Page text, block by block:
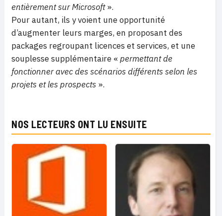
entièrement sur Microsoft».
Pour autant, ils y voient une opportunité
d’augmenter leurs marges, en proposant des
packages regroupant licences et services, et une
souplesse supplémentaire « permettant de
fonctionner avec des scénarios différents selon les
projets et les prospects ».
NOS LECTEURS ONT LU ENSUITE